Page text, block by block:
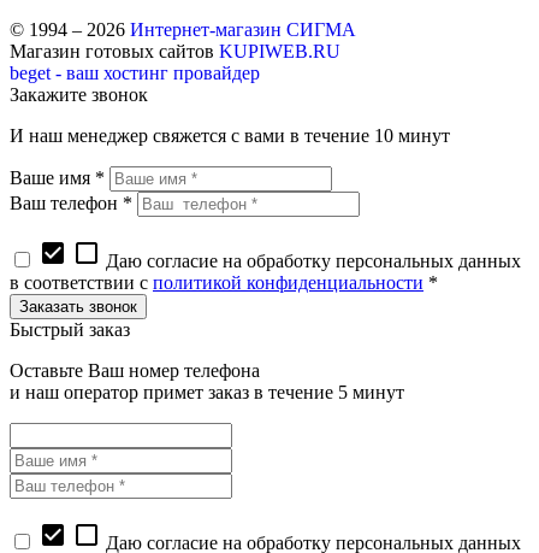
© 1994 – 2026 Интернет-магазин СИГМА
Магазин готовых сайтов KUPIWEB.RU
beget - ваш хостинг провайдер
Закажите звонок
И наш менеджер свяжется с вами в течение 10 минут
Ваше имя *
Ваш телефон *
check_box check_box_outline_blank Даю согласие на обработку персональных данных
в соответствии с политикой конфиденциальности *
Быстрый заказ
Оставьте Ваш номер телефона
и наш оператор примет заказ в течение 5 минут
check_box check_box_outline_blank Даю согласие на обработку персональных данных